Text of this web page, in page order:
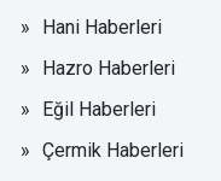
Hani Haberleri
Hazro Haberleri
Eğil Haberleri
Çermik Haberleri